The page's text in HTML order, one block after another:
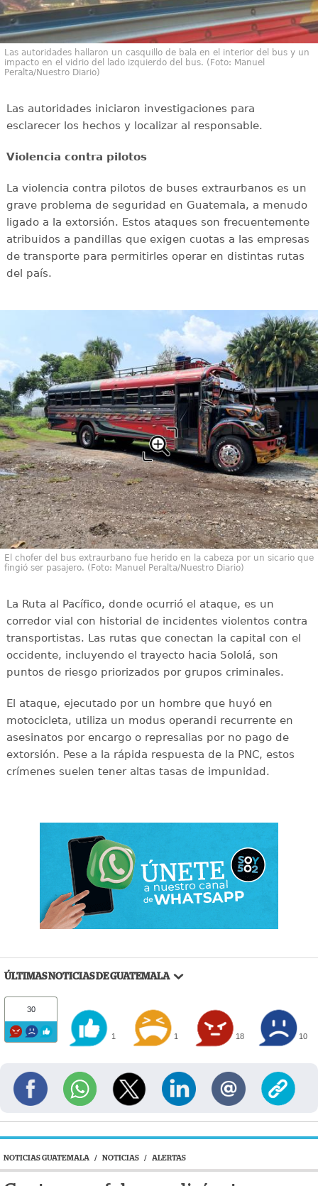
Las autoridades hallaron un casquillo de bala en el interior del bus y un
impacto en el vidrio del lado izquierdo del bus. (Foto: Manuel
Peralta/Nuestro Diario)
Las autoridades iniciaron investigaciones para
esclarecer los hechos y localizar al responsable.
Violencia contra pilotos
La violencia contra pilotos de buses extraurbanos es un
grave problema de seguridad en Guatemala, a menudo
ligado a la extorsión. Estos ataques son frecuentemente
atribuidos a pandillas que exigen cuotas a las empresas
de transporte para permitirles operar en distintas rutas
del país.
El chofer del bus extraurbano fue herido en la cabeza por un sicario que
fingió ser pasajero. (Foto: Manuel Peralta/Nuestro Diario)
La Ruta al Pacífico, donde ocurrió el ataque, es un
corredor vial con historial de incidentes violentos contra
transportistas. Las rutas que conectan la capital con el
occidente, incluyendo el trayecto hacia Sololá, son
puntos de riesgo priorizados por grupos criminales.
El ataque, ejecutado por un hombre que huyó en
motocicleta, utiliza un modus operandi recurrente en
asesinatos por encargo o represalias por no pago de
extorsión. Pese a la rápida respuesta de la PNC, estos
crímenes suelen tener altas tasas de impunidad.
ÚLTIMAS NOTICIAS DE GUATEMALA
30
1 1 18 10
NOTICIAS GUATEMALA / NOTICIAS / ALERTAS